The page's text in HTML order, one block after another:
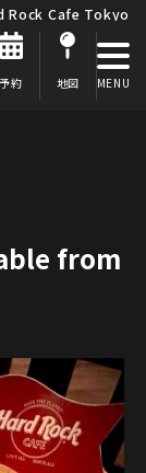
Rock Cafe Tokyo
予約 地図
from